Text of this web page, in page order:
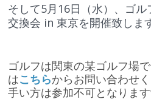
そして5月16日（水）、ゴ
交換会 in 東京を開催致します
ゴルフは関東の某ゴルフ場
はこちらからお問い合わせ
手い方は参加不可となりま